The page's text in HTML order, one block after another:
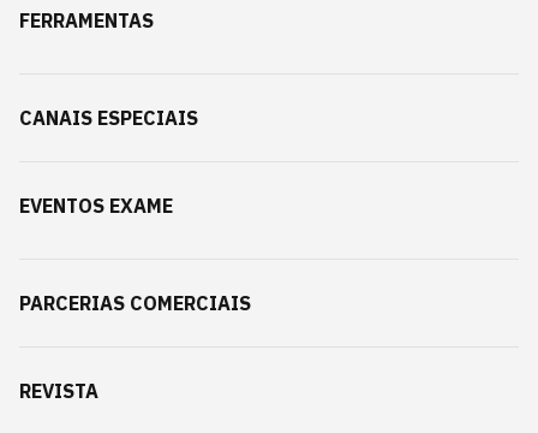
FERRAMENTAS
CANAIS ESPECIAIS
EVENTOS EXAME
PARCERIAS COMERCIAIS
REVISTA